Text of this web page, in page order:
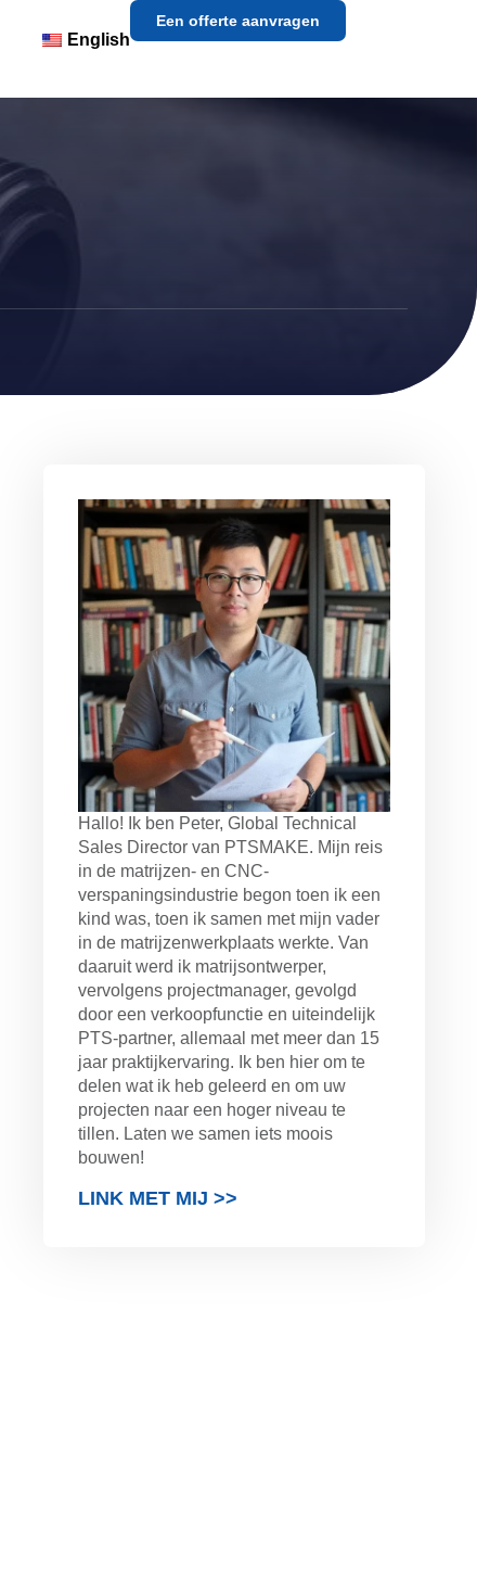
English
Een offerte aanvragen
Hallo! Ik ben Peter, Global Technical
Sales Director van PTSMAKE. Mijn reis
in de matrijzen- en CNC-
verspaningsindustrie begon toen ik een
kind was, toen ik samen met mijn vader
in de matrijzenwerkplaats werkte. Van
daaruit werd ik matrijsontwerper,
vervolgens projectmanager, gevolgd
door een verkoopfunctie en uiteindelijk
PTS-partner, allemaal met meer dan 15
jaar praktijkervaring. Ik ben hier om te
delen wat ik heb geleerd en om uw
projecten naar een hoger niveau te
tillen. Laten we samen iets moois
bouwen!
LINK MET MIJ >>